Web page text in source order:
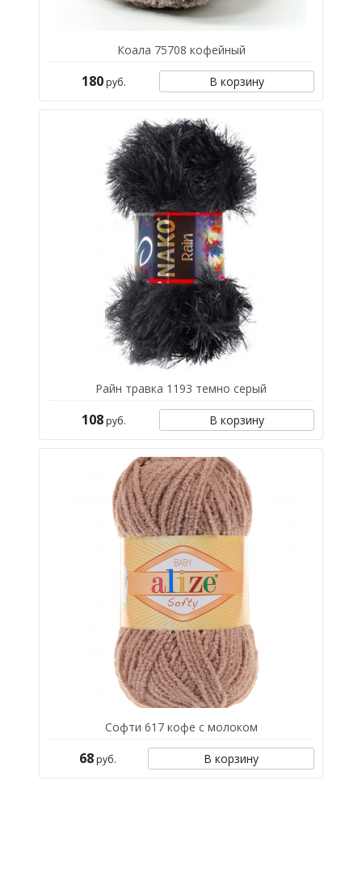
Коала 75708 кофейный
180руб. В корзину
Райн травка 1193 темно серый
108руб. В корзину
Софти 617 кофе с молоком
68 руб. В корзину